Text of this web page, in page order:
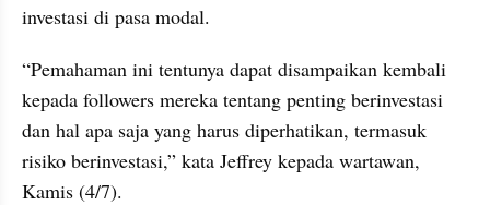
investasi di pasa modal.
“Pemahaman ini tentunya dapat disampaikan kembali
kepada followers mereka tentang penting berinvestasi
dan hal apa saja yang harus diperhatikan, termasuk
risiko berinvestasi,” kata Jeffrey kepada wartawan,
Kamis (4/7).